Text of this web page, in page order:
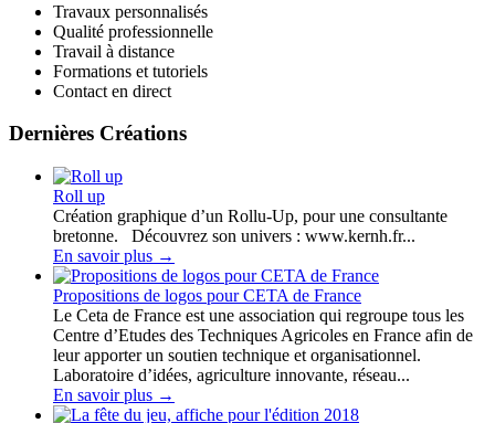
Travaux personnalisés
Qualité professionnelle
Travail à distance
Formations et tutoriels
Contact en direct
Dernières Créations
Roll up
Création graphique d’un Rollu-Up, pour une consultante
bretonne. Découvrez son univers : www.kernh.fr...
En savoir plus →
Propositions de logos pour CETA de France
Le Ceta de France est une association qui regroupe tous les
Centre d’Etudes des Techniques Agricoles en France afin de
leur apporter un soutien technique et organisationnel.
Laboratoire d’idées, agriculture innovante, réseau...
En savoir plus →